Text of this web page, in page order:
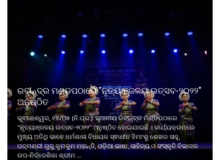
ରବୀନ୍ଦ୍ର ମଣ୍ଡପଠାରେ "ନୃତ୍ୟାଞ୍ଜଳୟ ଉତ୍ସବ-୨୦୨୨"
ଅନୁଷ୍ଠିତ
ଭୁବନେଶ୍ୱର, ୧୫/୦୫ (ନି.ପ୍ର.): ସ୍ଥାନୀୟ ରବୀନ୍ଦ୍ର ମଣ୍ଡପଠାରେ
"ନୃତ୍ୟାଞ୍ଜଳୟ ଉତ୍ସବ-୨୦୨୨" ଅନୁଷ୍ଠିତ ହୋଇଯାଇଛି । କାର୍ଯ୍ୟକ୍ରମରେ
ମୁଖ୍ୟ ଅତିଥି ଭାବେ ଧର୍ମଶାଳା ବିଧାୟକ ସ୍ଵାଧୀନ ହିମାଂଶୁ ଶେଖର ସାହୁ,
ପଦ୍ମଶ୍ରୀ ଗୁରୁ କୁମକୁମ ମହାନ୍ତି, ଓଡ଼ିଆ ଭାଷା, ସାହିତ୍ୟ ଓ ସଂସ୍କୃତି ବିଭାଗର
ଉପ-ନିର୍ଦ୍ଦେଶିକା ଶ୍ରୀମ ...